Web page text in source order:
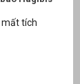
mất tích